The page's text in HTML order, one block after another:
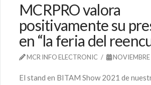
MCRPRO valora
positivamente su
en “la feria del
MCR INFO ELECTRONIC NOVIEMBRE
El stand en BITAM Show 2021 de